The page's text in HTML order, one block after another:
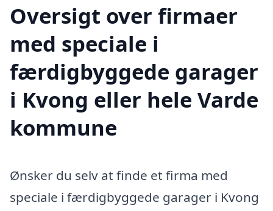
Oversigt over firmaer
med speciale i
færdigbyggede garager
i Kvong eller hele Varde
kommune
Ønsker du selv at finde et firma med
speciale i færdigbyggede garager i Kvong